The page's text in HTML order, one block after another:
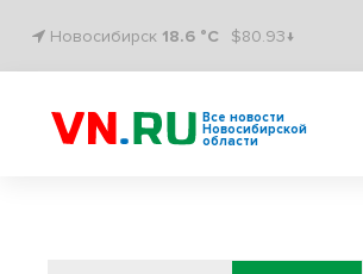
Новосибирск 18.6 °C $80.93↓
Все новости
Новосибирской
области